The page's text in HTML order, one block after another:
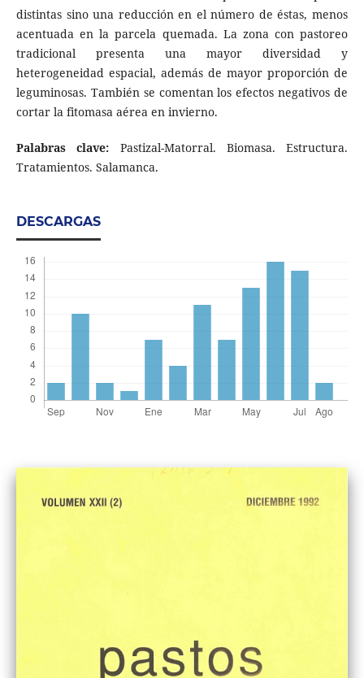
distintas sino una reducción en el número de éstas, menos
acentuada en la parcela quemada. La zona con pastoreo
tradicional presenta una mayor diversidad y
heterogeneidad espacial, además de mayor proporción de
leguminosas. También se comentan los efectos negativos de
cortar la fitomasa aérea en invierno.
Palabras clave: Pastizal-Matorral. Biomasa. Estructura.
Tratamientos. Salamanca.
DESCARGAS